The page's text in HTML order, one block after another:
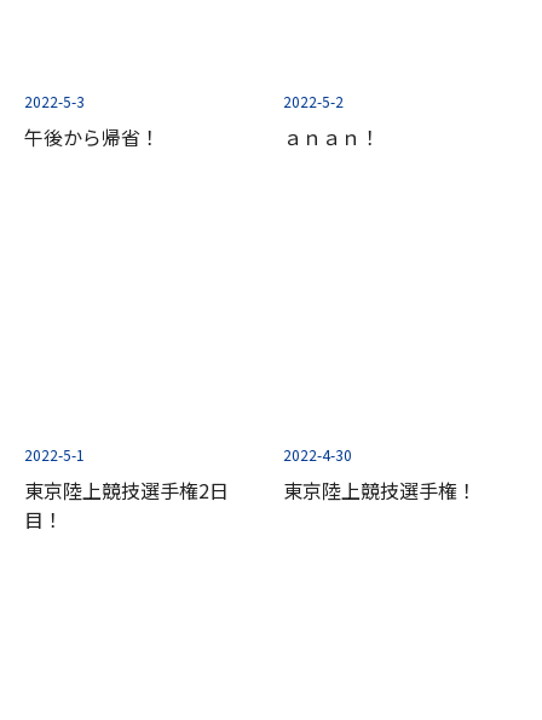
2022-5-3
午後から帰省！
2022-5-2
ａｎａｎ！
2022-5-1
東京陸上競技選手権2日
目！
2022-4-30
東京陸上競技選手権！